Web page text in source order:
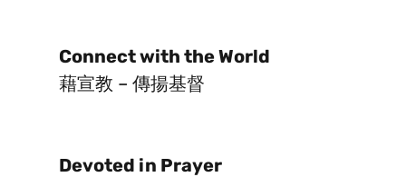
Connect with the World
藉宣教 – 傳揚基督
Devoted in Prayer